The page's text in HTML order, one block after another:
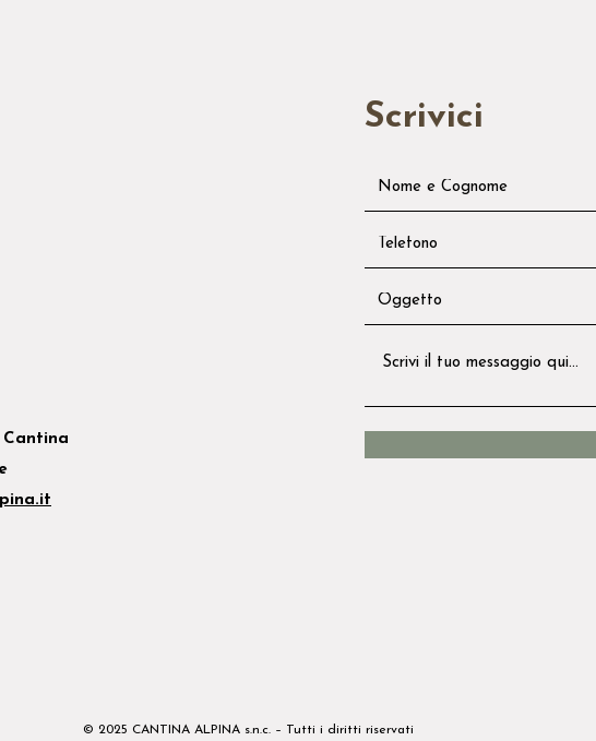
Cantina
Scrivici
© 2025 CANTINA ALPINA s.n.c. – Tutti i diritti riservati